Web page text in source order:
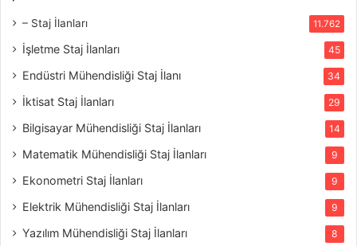
– Staj İlanları 11.762
İşletme Staj İlanları 45
Endüstri Mühendisliği Staj İlanı 34
İktisat Staj İlanları 29
Bilgisayar Mühendisliği Staj İlanları 14
Matematik Mühendisliği Staj İlanları 9
Ekonometri Staj İlanları 9
Elektrik Mühendisliği Staj İlanları 9
Yazılım Mühendisliği Staj İlanları 8